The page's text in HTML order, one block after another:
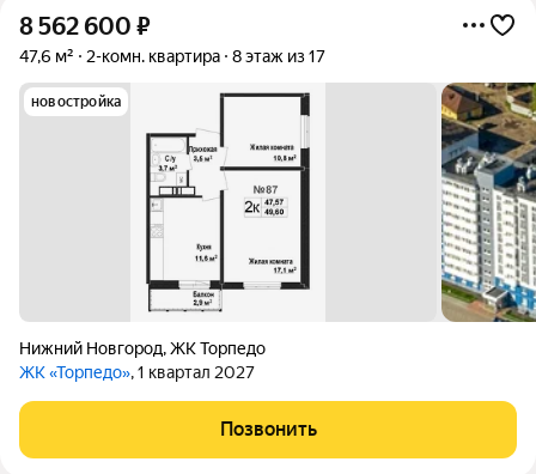
8 562 600 ₽
47,6 м² 2-комн. квартира 8 этаж из 17
новостройка
Нижний Новгород,ЖК Торпедо
ЖК «Торпедо», 1 квартал 2027
Позвонить